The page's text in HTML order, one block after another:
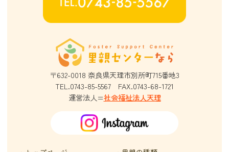
〒632-0018 奈良県天理市別所町715番地3
TEL.0743-85-5567 FAX.0743-68-1721
運営法人=社会福祉法人天理